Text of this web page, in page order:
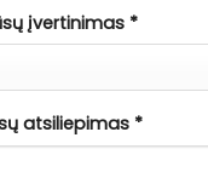
įvertinimas *
atsiliepimas *